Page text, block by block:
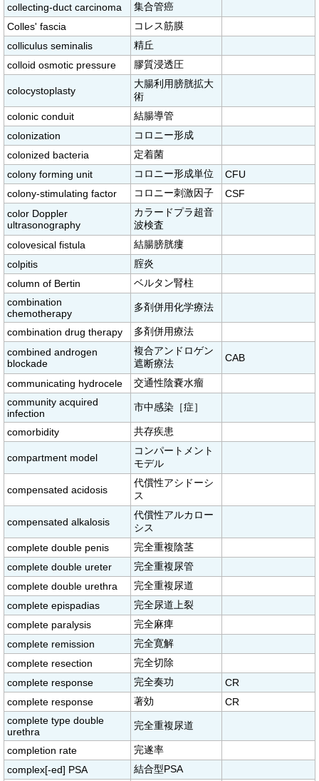
collecting-duct carcinoma
集合管癌
Colles' fascia
コレス筋膜
colliculus seminalis
精丘
colloid osmotic pressure
膠質浸透圧
colocystoplasty
大腸利用膀胱拡大
術
colonic conduit
結腸導管
colonization
コロニー形成
colonized bacteria
定着菌
colony forming unit
コロニー形成単位
CFU
colony-stimulating factor
コロニー刺激因子
CSF
color Doppler
ultrasonography
カラードプラ超音
波検査
colovesical fistula
結腸膀胱瘻
colpitis
腟炎
column of Bertin
ベルタン腎柱
combination
chemotherapy
多剤併用化学療法
combination drug therapy
多剤併用療法
combined androgen
blockade
複合アンドロゲン
遮断療法
CAB
communicating hydrocele
交通性陰嚢水瘤
community acquired
infection
市中感染［症］
comorbidity 共存疾患
compartment model
コンパートメント
モデル
compensated acidosis
代償性アシドーシ
ス
compensated alkalosis
代償性アルカロー
シス
complete double penis
完全重複陰茎
complete double ureter
完全重複尿管
complete double urethra
完全重複尿道
complete epispadias
完全尿道上裂
complete paralysis
完全麻痺
complete remission
完全寛解
complete resection
完全切除
complete response
完全奏功
CR
complete response
著効
CR
complete type double
urethra
完全重複尿道
completion rate
完遂率
complex[-ed] PSA
結合型PSA